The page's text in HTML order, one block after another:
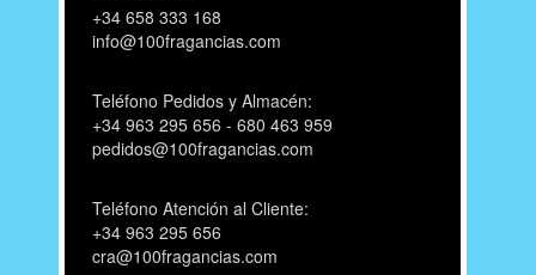
+34 658 333 168
info@100fragancias.com
Teléfono Pedidos y Almacén:
+34 963 295 656 - 680 463 959
pedidos@100fragancias.com
Teléfono Atención al Cliente:
+34 963 295 656
cra@100fragancias.com